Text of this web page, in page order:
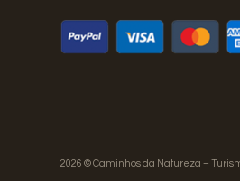
2026 © Caminhos da Natureza –